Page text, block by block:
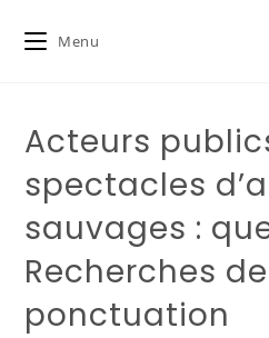
Menu
Acteurs
spectacles
sauvages :
Recherches
ponctuation